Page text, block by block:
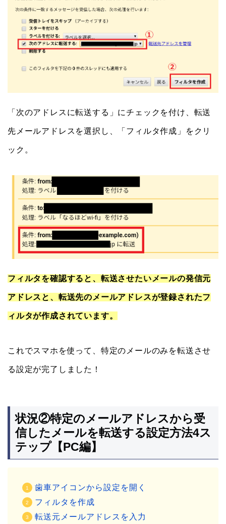
「次のアドレスに転送する」にチェックを付け、転送
先メールアドレスを選択し、「フィルタ作成」をクリ
ック。
フィルタを確認すると、転送させたいメールの発信元
アドレスと、転送先のメールアドレスが登録されたフ
ィルタが作成されています。
これでスマホを使って、特定のメールのみを転送させ
る設定が完了しました！
状況②特定のメールアドレスから受
信したメールを転送する設定方法4ス
テップ【PC編】
歯車アイコンから設定を開く
フィルタを作成
転送元メールアドレスを入力